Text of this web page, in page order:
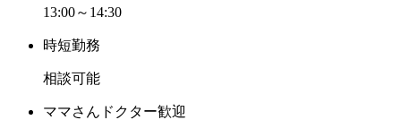
13:00～14:30
時短勤務
相談可能
ママさんドクター歓迎